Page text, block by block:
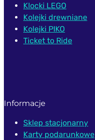
Klocki LEGO
Kolejki drewniane
Kolejki PIKO
Ticket to Ride
Informacje
Sklep stacjonarny
Karty podarunkowe